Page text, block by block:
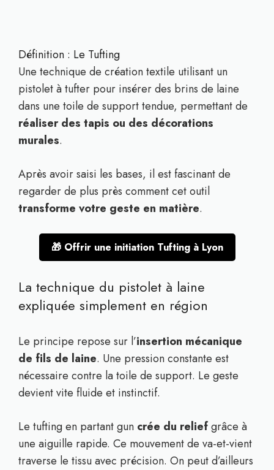
Définition : Le Tufting
Une technique de création textile utilisant un
pistolet à tufter pour insérer des brins de laine
dans une toile de support tendue, permettant de
réaliser des tapis ou des décorations
murales.
Après avoir saisi les bases, il est fascinant de
regarder de plus près comment cet outil
transforme votre geste en matière.
🎁 Offrir une initiation Tufting à Lyon
La technique du pistolet à laine
expliquée simplement en région
Le principe repose sur l’insertion mécanique
de fils de laine. Une pression constante est
nécessaire contre la toile de support. Le geste
devient vite fluide et instinctif.
Le tufting en partant gun crée du reliefgrâce à
une aiguille rapide. Ce mouvement de va-et-vient
traverse le tissu avec précision. On peut d’ailleurs